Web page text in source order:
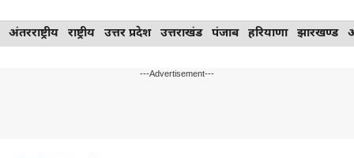
Skip
to
अंतरराष्ट्रीय राष्ट्रीय उत्तर प्रदेश उत्तराखंड पंजाब हरियाणा झारखण्ड
---Advertisement---